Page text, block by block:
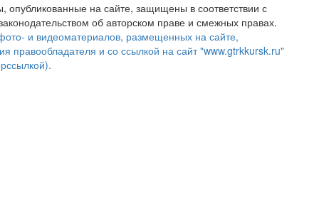
на сайте, защищены в соответствии с
об авторском праве и смежных правах.
и видеоматериалов, размещенных на сайте,
правообладателя и со ссылкой на сайт "www.gtrkkursk.ru"